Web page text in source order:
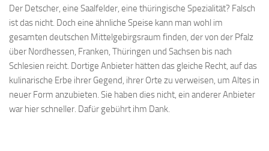
Der Detscher, eine Saalfelder, eine thüringische Spezialität? Falsch
ist das nicht. Doch eine ähnliche Speise kann man wohl im
gesamten deutschen Mittelgebirgsraum finden, der von der Pfalz
über Nordhessen, Franken, Thüringen und Sachsen bis nach
Schlesien reicht. Dortige Anbieter hätten das gleiche Recht, auf das
kulinarische Erbe ihrer Gegend, ihrer Orte zu verweisen, um Altes in
neuer Form anzubieten. Sie haben dies nicht, ein anderer Anbieter
war hier schneller. Dafür gebührt ihm Dank.